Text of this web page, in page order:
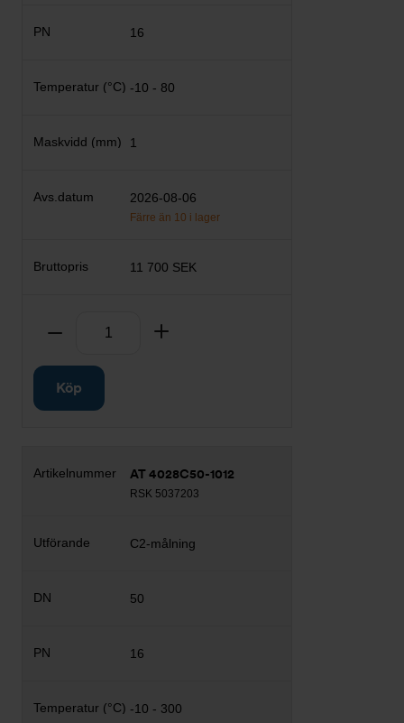
16
-10 - 80
1
2026-08-06
Färre än 10 i lager
11 700 SEK
Ta bort
Köp
AT 4028C50-1012
RSK 5037203
C2-målning
50
16
-10 - 300